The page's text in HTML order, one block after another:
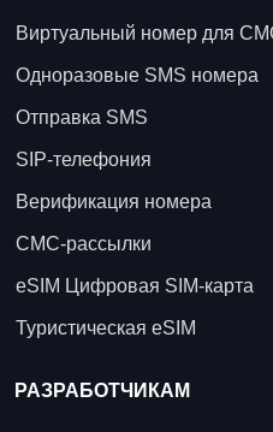
Виртуальный номер для
Одноразовые SMS номера
Отправка SMS
SIP-телефония
Верификация номера
СМС-рассылки
eSIM Цифровая SIM-карта
Туристическая eSIM
РАЗРАБОТЧИКАМ